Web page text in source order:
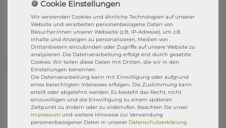
übernehmen alles weitere. Eure Rechte aus dem
gesetzliche Gewährleistungsrecht bleibt natürlich
bestehen. STRESSFREI SUPen mit derDR. SUP
GARANTIE
Wir verwenden Cookies und ähnliche Technologien auf unserer
Website und verarbeiten personenbezogene Daten von
Besucher:innen unserer Webseite (z.B. IP-Adresse), um z.B.
Inhalte und Anzeigen zu personalisieren, Medien von
Drittanbietern einzubinden oder Zugriffe auf unsere Website zu
analysieren. Die Datenverarbeitung erfolgt erst durch gesetzte
Cookies. Wir teilen diese Daten mit Dritten, die wir in den
Einstellungen benennen.
Die Datenverarbeitung kann mit Einwilligung oder aufgrund
eines berechtigten Interesses erfolgen. Die Zustimmung kann
erteilt oder abgelehnt werden. Es besteht das Recht, nicht
einzuwilligen und die Einwilligung zu einem späteren
Zeitpunkt zu ändern oder zu widerrufen. Beachten Sie unser
Impressum und weitere Hinweise zur Verwendung
personenbezogener Daten in unserer Daten­schutz­erklärung.